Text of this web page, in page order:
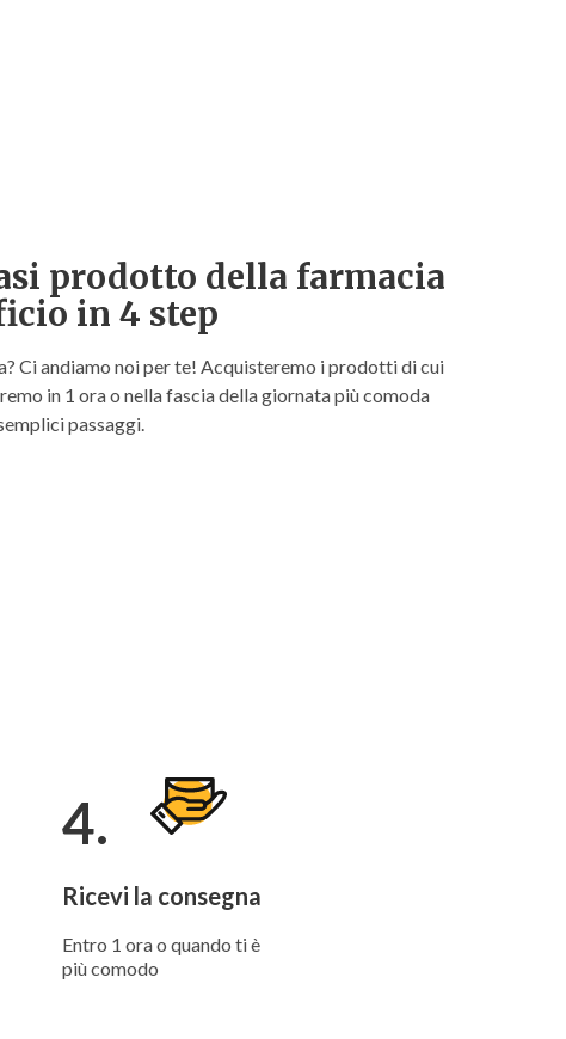
prodotto della farmacia
in 4 step
Ci andiamo noi per te! Acquisteremo i prodotti di cui
in 1 ora o nella fascia della giornata più comoda
passaggi.
4.
Ricevi la consegna
Entro 1 ora o quando ti è
più comodo